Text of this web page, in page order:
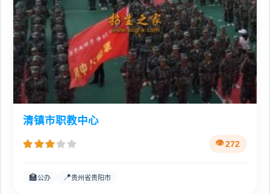
清镇市职教中心
272
🏫公办 📍贵州省贵阳市